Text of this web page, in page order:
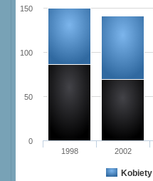
Kobiety
1998 2002
0
50
100
150